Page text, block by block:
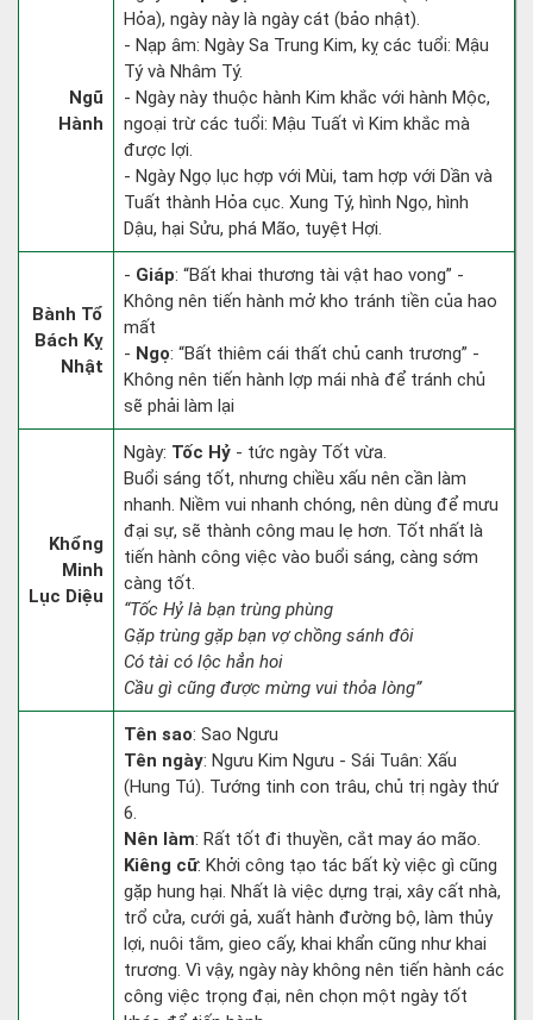
Ngũ
Hành
Hỏa), ngày này là ngày cát (bảo nhật).
- Nạp âm: Ngày Sa Trung Kim, kỵ các tuổi: Mậu
Tý và Nhâm Tý.
- Ngày này thuộc hành Kim khắc với hành Mộc,
ngoại trừ các tuổi: Mậu Tuất vì Kim khắc mà
được lợi.
- Ngày Ngọ lục hợp với Mùi, tam hợp với Dần và
Tuất thành Hỏa cục. Xung Tý, hình Ngọ, hình
Dậu, hại Sửu, phá Mão, tuyệt Hợi.
Bành Tổ
Bách Kỵ
Nhật
- Giáp: “Bất khai thương tài vật hao vong” -
Không nên tiến hành mở kho tránh tiền của hao
mất
- Ngọ: “Bất thiêm cái thất chủ canh trương” -
Không nên tiến hành lợp mái nhà để tránh chủ
sẽ phải làm lại
Khổng
Minh
Lục Diệu
Ngày: Tốc Hỷ - tức ngày Tốt vừa.
Buổi sáng tốt, nhưng chiều xấu nên cần làm
nhanh. Niềm vui nhanh chóng, nên dùng để mưu
đại sự, sẽ thành công mau lẹ hơn. Tốt nhất là
tiến hành công việc vào buổi sáng, càng sớm
càng tốt.
“Tốc Hỷ là bạn trùng phùng
Gặp trùng gặp bạn vợ chồng sánh đôi
Có tài có lộc hẳn hoi
Cầu gì cũng được mừng vui thỏa lòng”
Tên sao: Sao Ngưu
Tên ngày: Ngưu Kim Ngưu - Sái Tuân: Xấu
(Hung Tú). Tướng tinh con trâu, chủ trị ngày thứ
6.
Nên làm: Rất tốt đi thuyền, cắt may áo mão.
Kiêng cữ: Khởi công tạo tác bất kỳ việc gì cũng
gặp hung hại. Nhất là việc dựng trại, xây cất nhà,
trổ cửa, cưới gả, xuất hành đường bộ, làm thủy
lợi, nuôi tằm, gieo cấy, khai khẩn cũng như khai
trương. Vì vậy, ngày này không nên tiến hành các
công việc trọng đại, nên chọn một ngày tốt